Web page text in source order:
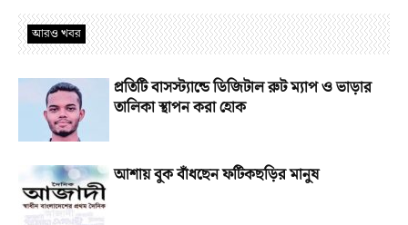
আরও খবর
প্রতিটি বাসস্ট্যান্ডে ডিজিটাল রুট ম্যাপ ও ভাড়ার
তালিকা স্থাপন করা হোক
আশায় বুক বাঁধছেন ফটিকছড়ির মানুষ